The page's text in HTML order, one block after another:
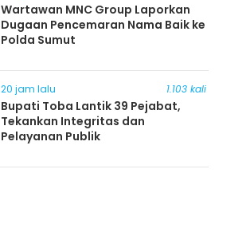
Wartawan MNC Group Laporkan
Dugaan Pencemaran Nama Baik ke
Polda Sumut
20 jam lalu 1.103 kali
Bupati Toba Lantik 39 Pejabat,
Tekankan Integritas dan
Pelayanan Publik